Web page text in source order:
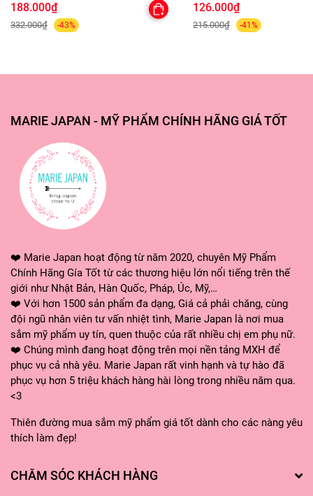
188.000₫
332.000₫ -43%
126.000₫
215.000₫ -41%
MARIE JAPAN - MỸ PHẨM CHÍNH HÃNG GIÁ TỐT
❤️ Marie Japan hoạt động từ năm 2020, chuyên Mỹ Phẩm
Chính Hãng Gía Tốt từ các thương hiệu lớn nổi tiếng trên thế
giới như Nhật Bản, Hàn Quốc, Pháp, Úc, Mỹ,…
❤️ Với hơn 1500 sản phẩm đa dạng, Giá cả phải chăng, cùng
đội ngũ nhân viên tư vấn nhiệt tình, Marie Japan là nơi mua
sắm mỹ phẩm uy tín, quen thuộc của rất nhiều chị em phụ nữ.
❤️ Chúng mình đang hoạt động trên mọi nền tảng MXH để
phục vụ cả nhà yêu. Marie Japan rất vinh hạnh và tự hào đã
phục vụ hơn 5 triệu khách hàng hài lòng trong nhiều năm qua.
<3
Thiên đường mua sắm mỹ phẩm giá tốt dành cho các nàng yêu
thích làm đẹp!
CHĂM SÓC KHÁCH HÀNG